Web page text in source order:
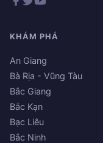
KHÁM PHÁ
An Giang
Bà Rịa - Vũng Tàu
Bắc Giang
Bắc Kạn
Bạc Liêu
Bắc Ninh